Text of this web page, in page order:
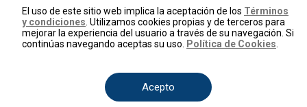
El uso de este sitio web implica la aceptación de los Términos
y condiciones . Utilizamos cookies propias y de terceros para
mejorar la experiencia del usuario a través de su navegación. Si
continúas navegando aceptas su uso.
Política de Cookies
Acepto